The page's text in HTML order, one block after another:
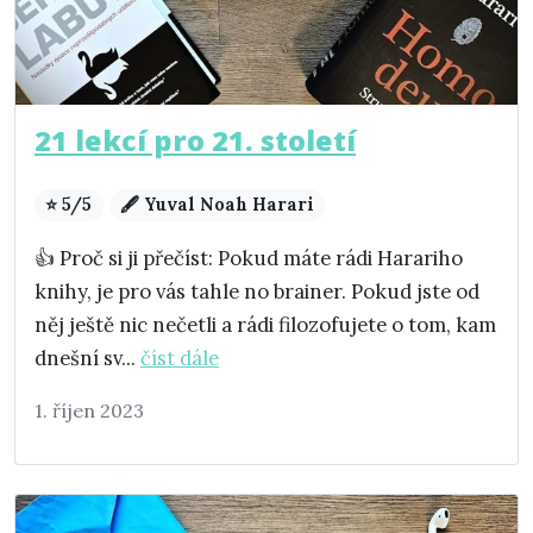
21 lekcí pro 21. století
⭐ 5/5 🖋️ Yuval Noah Harari
👍 Proč si ji přečíst: Pokud máte rádi Harariho
knihy, je pro vás tahle no brainer. Pokud jste od
něj ještě nic nečetli a rádi filozofujete o tom, kam
dnešní sv... číst dále
1. říjen 2023